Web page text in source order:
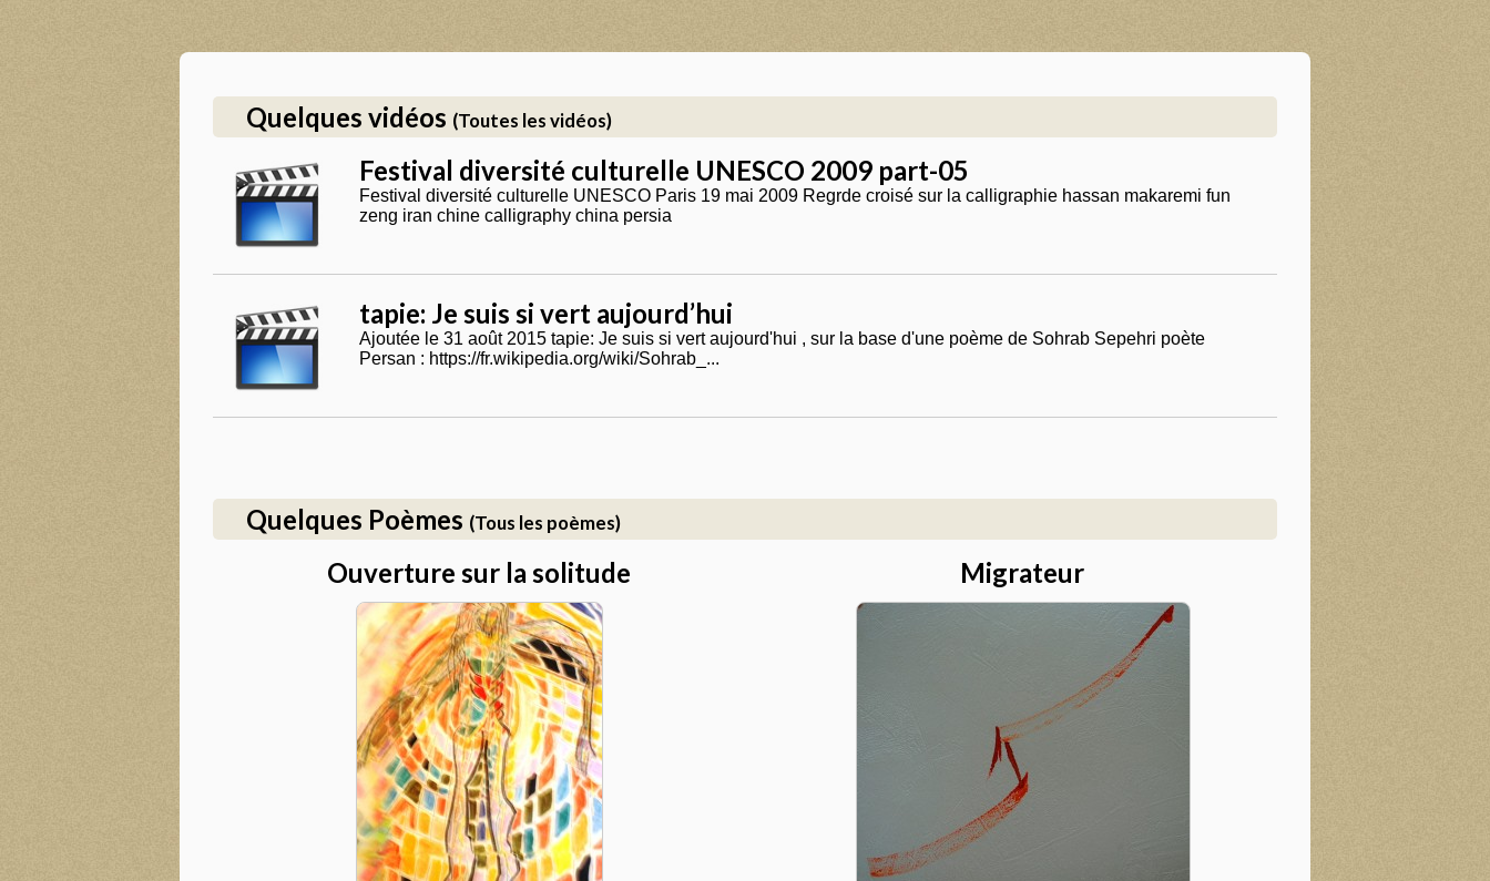
Quelques vidéos (Toutes les vidéos)
Festival diversité culturelle UNESCO 2009 part-05
Festival diversité culturelle UNESCO Paris 19 mai 2009 Regrde croisé sur la calligraphie hassan makaremi fun
zeng iran chine calligraphy china persia
tapie: Je suis si vert aujourd’hui
Ajoutée le 31 août 2015 tapie: Je suis si vert aujourd'hui , sur la base d'une poème de Sohrab Sepehri poète
Persan : https://fr.wikipedia.org/wiki/Sohrab_...
Quelques Poèmes (Tous les poèmes)
Ouverture sur la solitude Migrateur